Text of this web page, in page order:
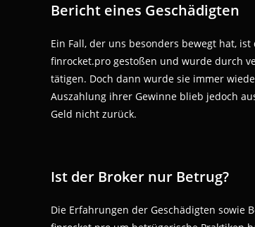
Bericht eines Geschädigten
Ein Fall, der uns besonders bewegt hat,
finrocket.pro gestoßen und wurde durch
tätigen. Doch dann wurde sie immer
Auszahlung ihrer Gewinne blieb jedoch
Geld nicht zurück.
Ist der Broker nur Betrug?
Die Erfahrungen der Geschädigten sowie